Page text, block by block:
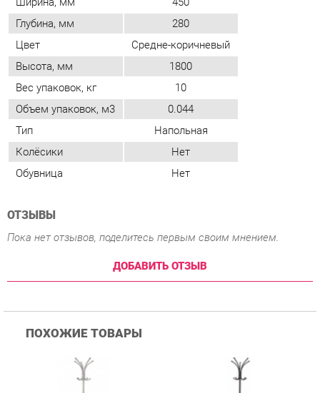
Объем упаковок, м3
0.044
Тип
Напольная
Колёсики
Нет
Обувница
Нет
ОТЗЫВЫ
Пока нет отзывов, поделитесь первым своим мнением.
ДОБАВИТЬ ОТЗЫВ
Вешалка напольная
Мебелик Пико 4
Вешалка напольная
Мебелик Пико 4 Черный